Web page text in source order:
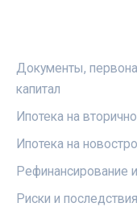
Документы,
капитал
Ипотека на
Ипотека на
Рефинансирование
Риски и